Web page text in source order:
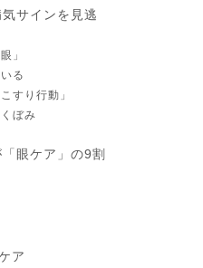
サインを見逃
」
る
すり行動」
ぼみ
眼ケア」の9割
ア